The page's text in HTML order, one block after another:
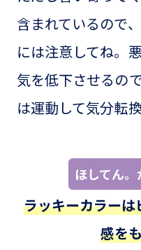
含まれているので
には注意してね。
気を低下させるの
は運動して気分転
ほしてん
ラッキーカラー
感を